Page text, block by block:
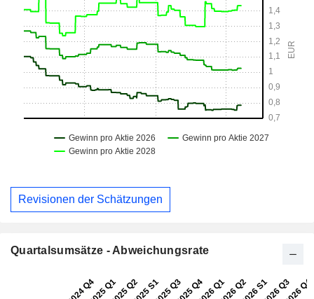
Revisionen der Schätzungen
Quartalsumsätze - Abweichungsrate